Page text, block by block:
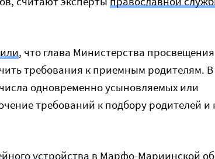
, что глава Министерства просвещения
требования к приемным родителям. В
одновременно усыновляемых или
требований к подбору родителей и
устройства в Марфо-Мариинской